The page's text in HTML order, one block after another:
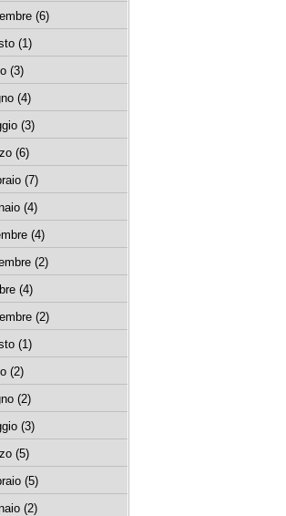
(6)
(1)
(3)
(4)
(3)
(6)
(7)
(4)
(4)
(2)
(4)
(2)
(1)
(2)
(2)
(3)
(5)
(5)
(2)